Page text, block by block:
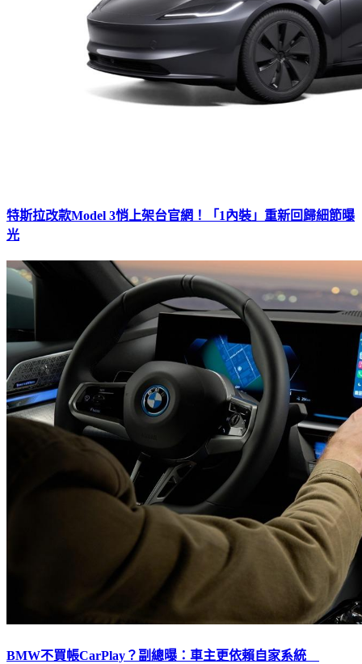
特斯拉改款Model 3悄上架台官網！「1內裝」重新回歸細節曝
光
BMW不買帳CarPlay？副總曝：車主更依賴自家系統